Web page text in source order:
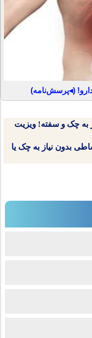
دارو! (◂پرسش‌نامه)
به چک و سفته! ویزیت
بدون نیاز به چک یا